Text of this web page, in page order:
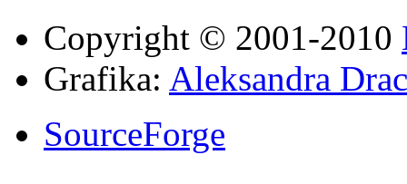
Copyright © 2001-2010
Grafika: Aleksandra
SourceForge